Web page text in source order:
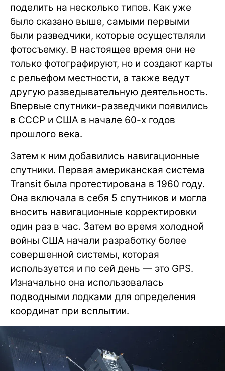
поделить на несколько типов. Как уже
было сказано выше, самыми первыми
были разведчики, которые осуществляли
фотосъемку. В настоящее время они не
только фотографируют, но и создают карты
с рельефом местности, а также ведут
другую разведывательную деятельность.
Впервые спутники-разведчики появились
в СССР и США в начале 60-х годов
прошлого века.
Затем к ним добавились навигационные
спутники. Первая американская система
Transit была протестирована в 1960 году.
Она включала в себя 5 спутников и могла
вносить навигационные корректировки
один раз в час. Затем во время холодной
войны США начали разработку более
совершенной системы, которая
используется и по сей день — это GPS.
Изначально она использовалась
подводными лодками для определения
координат при всплытии.